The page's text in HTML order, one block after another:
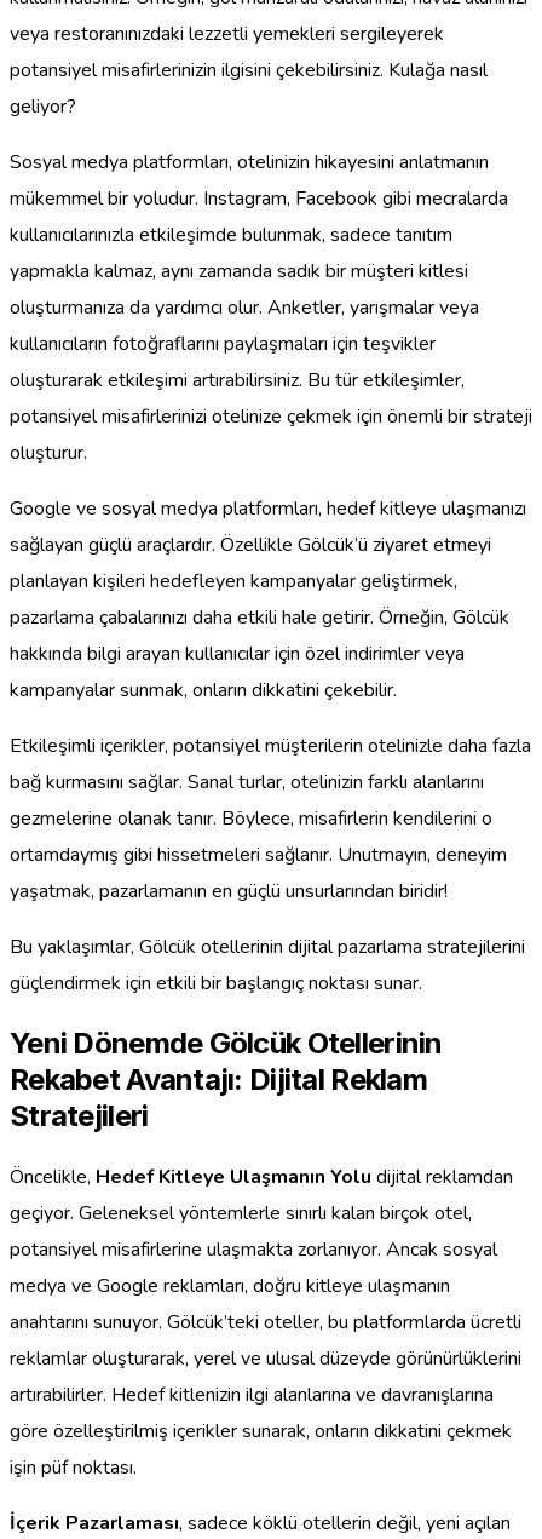
veya restoranınızdaki lezzetli yemekleri sergileyerek
potansiyel misafirlerinizin ilgisini çekebilirsiniz. Kulağa nasıl
geliyor?
Sosyal medya platformları, otelinizin hikayesini anlatmanın
mükemmel bir yoludur. Instagram, Facebook gibi mecralarda
kullanıcılarınızla etkileşimde bulunmak, sadece tanıtım
yapmakla kalmaz, aynı zamanda sadık bir müşteri kitlesi
oluşturmanıza da yardımcı olur. Anketler, yarışmalar veya
kullanıcıların fotoğraflarını paylaşmaları için teşvikler
oluşturarak etkileşimi artırabilirsiniz. Bu tür etkileşimler,
potansiyel misafirlerinizi otelinize çekmek için önemli bir strateji
oluşturur.
Google ve sosyal medya platformları, hedef kitleye ulaşmanızı
sağlayan güçlü araçlardır. Özellikle Gölcük’ü ziyaret etmeyi
planlayan kişileri hedefleyen kampanyalar geliştirmek,
pazarlama çabalarınızı daha etkili hale getirir. Örneğin, Gölcük
hakkında bilgi arayan kullanıcılar için özel indirimler veya
kampanyalar sunmak, onların dikkatini çekebilir.
Etkileşimli içerikler, potansiyel müşterilerin otelinizle daha fazla
bağ kurmasını sağlar. Sanal turlar, otelinizin farklı alanlarını
gezmelerine olanak tanır. Böylece, misafirlerin kendilerini o
ortamdaymış gibi hissetmeleri sağlanır. Unutmayın, deneyim
yaşatmak, pazarlamanın en güçlü unsurlarından biridir!
Bu yaklaşımlar, Gölcük otellerinin dijital pazarlama stratejilerini
güçlendirmek için etkili bir başlangıç noktası sunar.
Yeni Dönemde Gölcük Otellerinin
Rekabet Avantajı: Dijital Reklam
Stratejileri
Öncelikle, Hedef Kitleye Ulaşmanın Yolu dijital reklamdan
geçiyor. Geleneksel yöntemlerle sınırlı kalan birçok otel,
potansiyel misafirlerine ulaşmakta zorlanıyor. Ancak sosyal
medya ve Google reklamları, doğru kitleye ulaşmanın
anahtarını sunuyor. Gölcük’teki oteller, bu platformlarda ücretli
reklamlar oluşturarak, yerel ve ulusal düzeyde görünürlüklerini
artırabilirler. Hedef kitlenizin ilgi alanlarına ve davranışlarına
göre özelleştirilmiş içerikler sunarak, onların dikkatini çekmek
işin püf noktası.
İçerik Pazarlaması, sadece köklü otellerin değil, yeni açılan